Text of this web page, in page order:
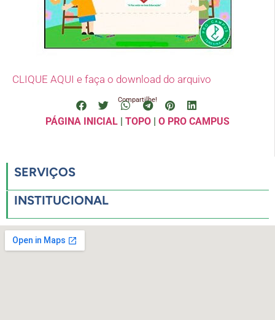
CLIQUE AQUI e faça o download do arquivo
Compartilhe!
PÁGINA INICIAL| TOPO| O PRO CAMPUS
SERVIÇOS
INSTITUCIONAL